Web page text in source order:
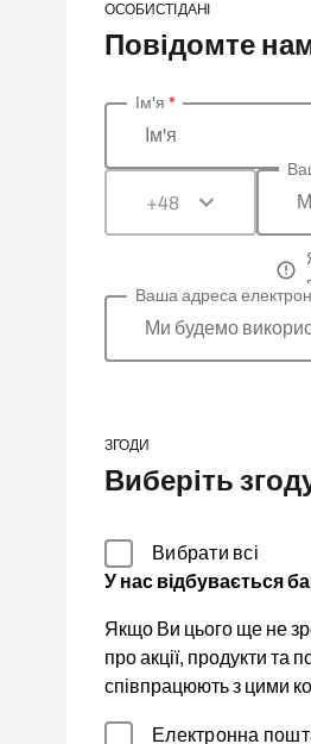
ОСОБИСТІ ДАНІ
Повідомте
Введіть ваші особисті
Ім'я
Ім'я *
+48
Ми будемо
Ваша адреса
ЗГОДИ
Виберіть
Вибрати всі
У нас відбувається
Якщо Ви цього ще не
про акції, продукти та
співпрацюють з цими
Електронна